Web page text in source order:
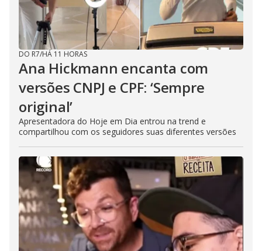
DO R7/HÁ 11 HORAS
Ana Hickmann encanta com
versões CNPJ e CPF: ‘Sempre
original’
Apresentadora do Hoje em Dia entrou na trend e
compartilhou com os seguidores suas diferentes versões